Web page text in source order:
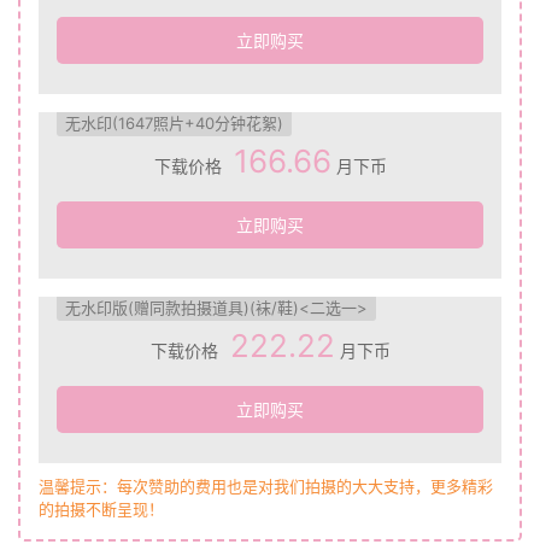
立即购买
无水印(1647照片+40分钟花絮)
下载价格 166.66 月下币
立即购买
无水印版(赠同款拍摄道具)(袜/鞋)<二选一>
下载价格 222.22 月下币
立即购买
温馨提示：每次赞助的费用也是对我们拍摄的大大支持，更多精彩
的拍摄不断呈现！